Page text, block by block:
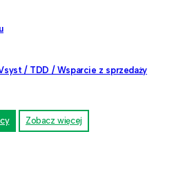
/ TDD / Wsparcie z sprzedaży
Zobacz więcej